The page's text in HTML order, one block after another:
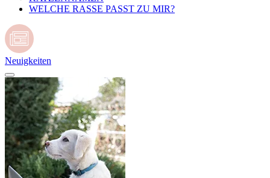
WELCHE RASSE PASST ZU MIR?
Neuigkeiten